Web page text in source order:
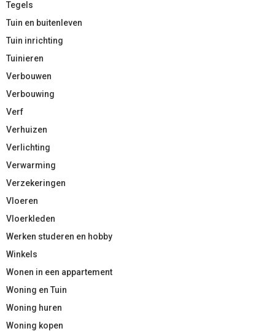
Tegels
Tuin en buitenleven
Tuin inrichting
Tuinieren
Verbouwen
Verbouwing
Verf
Verhuizen
Verlichting
Verwarming
Verzekeringen
Vloeren
Vloerkleden
Werken studeren en hobby
Winkels
Wonen in een appartement
Woning en Tuin
Woning huren
Woning kopen